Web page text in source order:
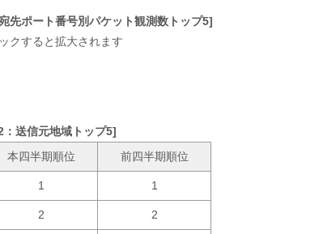
先ポート番号別パケット観測数トップ5]
クすると拡大されます
：送信元地域トップ5]
本四半期順位 前四半期順位
1 1
2 2